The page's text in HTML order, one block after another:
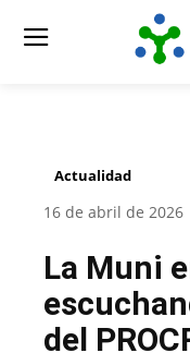
Actualidad
16 de abril de 2026
La Muni
del